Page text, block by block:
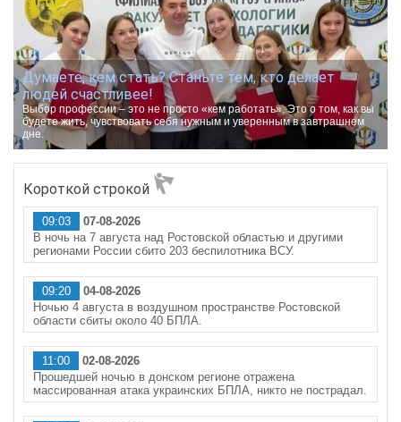
Думаете, кем стать? Станьте тем, кто делает
людей счастливее!
Выбор профессии – это не просто «кем работать». Это о том, как вы
будете жить, чувствовать себя нужным и уверенным в завтрашнем
дне.
Короткой строкой
09:03
07-08-2026
В ночь на 7 августа над Ростовской областью и другими
регионами России сбито 203 беспилотника ВСУ.
09:20
04-08-2026
Ночью 4 августа в воздушном пространстве Ростовской
области сбиты около 40 БПЛА.
11:00
02-08-2026
Прошедшей ночью в донском регионе отражена
массированная атака украинских БПЛА, никто не пострадал.